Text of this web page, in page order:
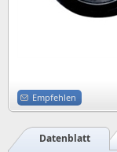
Empfehlen
Datenblatt